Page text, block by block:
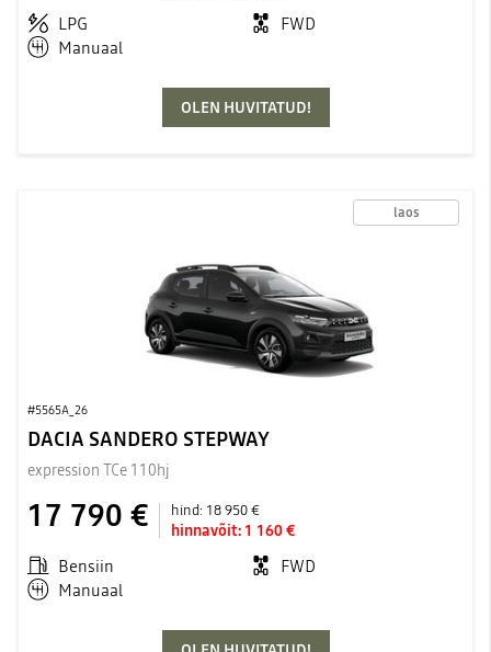
LPG
FWD
Manuaal
OLEN HUVITATUD!
laos
#5565A_26
DACIA SANDERO STEPWAY
expression TCe 110hj
17 790 € hind: 18 950 €
hinnavõit: 1 160 €
Bensiin
FWD
Manuaal